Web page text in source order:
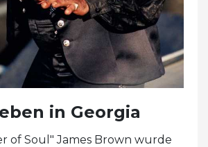
in Georgia
of Soul" James Brown wurde